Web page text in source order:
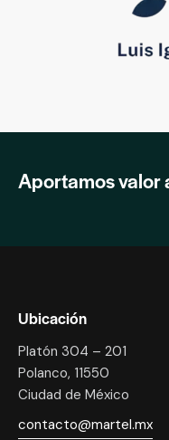
Aportamos valor
Ubicación
Platón 304 – 201
Polanco, 11550
Ciudad de México
contacto@martel.mx